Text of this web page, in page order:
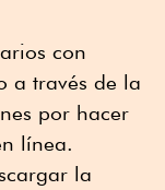
con
a través de la
por hacer
línea.
la